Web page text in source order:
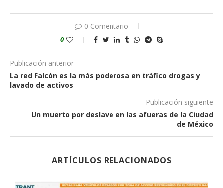
0 Comentario
0
Publicación anterior
La red Falcón es la más poderosa en tráfico drogas y
lavado de activos
Publicación siguiente
Un muerto por deslave en las afueras de la Ciudad
de México
ARTÍCULOS RELACIONADOS